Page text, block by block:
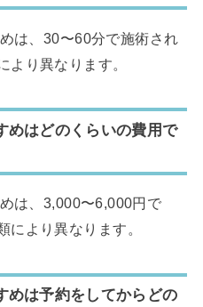
は、30〜60分で施術され
より異なります。
めはどのくらいの費用で
は、3,000〜6,000円で
により異なります。
めは予約をしてからどの